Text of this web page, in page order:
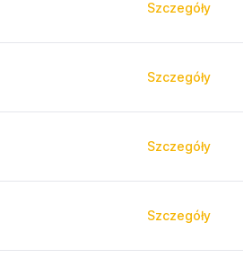
Szczegóły
Szczegóły
Szczegóły
Szczegóły